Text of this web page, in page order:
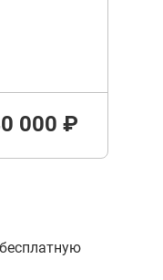
000 ₽